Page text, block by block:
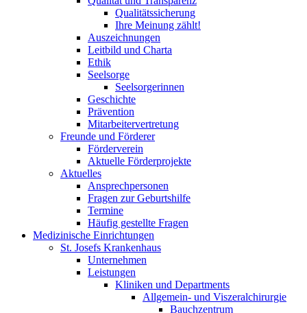
Qualitätssicherung
Ihre Meinung zählt!
Auszeichnungen
Leitbild und Charta
Ethik
Seelsorge
Seelsorgerinnen
Geschichte
Prävention
Mitarbeitervertretung
Freunde und Förderer
Förderverein
Aktuelle Förderprojekte
Aktuelles
Ansprechpersonen
Fragen zur Geburtshilfe
Termine
Häufig gestellte Fragen
Medizinische Einrichtungen
St. Josefs Krankenhaus
Unternehmen
Leistungen
Kliniken und Departments
Allgemein- und Viszeralchirurgie
Bauchzentrum